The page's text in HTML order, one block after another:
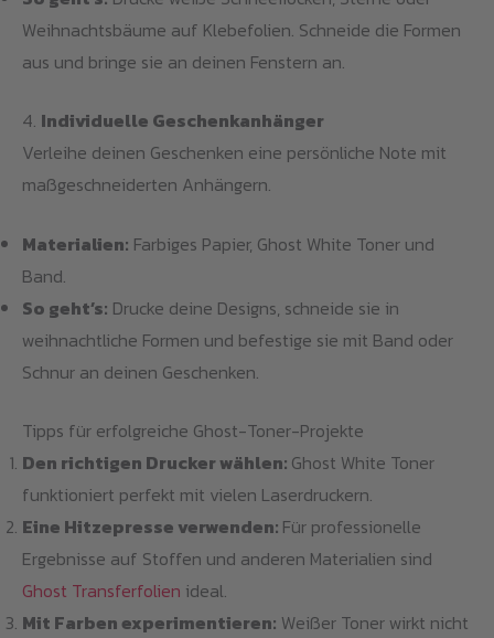
Weihnachtsbäume auf Klebefolien. Schneide die Formen
aus und bringe sie an deinen Fenstern an.
4. Individuelle Geschenkanhänger
Verleihe deinen Geschenken eine persönliche Note mit
maßgeschneiderten Anhängern.
Materialien: Farbiges Papier, Ghost White Toner und
Band.
So geht’s: Drucke deine Designs, schneide sie in
weihnachtliche Formen und befestige sie mit Band oder
Schnur an deinen Geschenken.
Tipps für erfolgreiche Ghost-Toner-Projekte
Den richtigen Drucker wählen: Ghost White Toner
funktioniert perfekt mit vielen Laserdruckern.
Eine Hitzepresse verwenden: Für professionelle
Ergebnisse auf Stoffen und anderen Materialien sind
Ghost Transferfolien ideal.
Mit Farben experimentieren: Weißer Toner wirkt nicht